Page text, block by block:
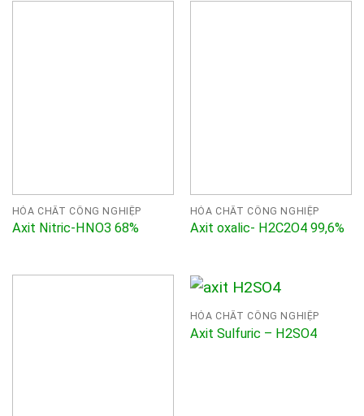
HÓA CHẤT CÔNG NGHIỆP
Axit Nitric-HNO3 68%
HÓA CHẤT CÔNG NGHIỆP
Axit oxalic- H2C2O4 99,6%
HÓA CHẤT CÔNG NGHIỆP
Axit Sulfuric – H2SO4